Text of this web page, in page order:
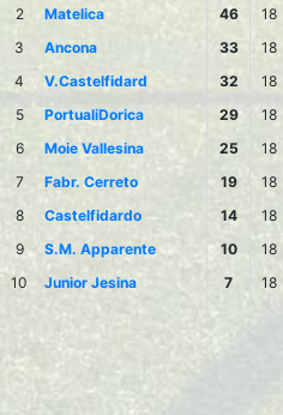
2
Matelica 46 18
3
Ancona 33 18
4
V.Castelfidard 32 18
5
PortualiDorica 29 18
6
Moie Vallesina 25 18
7
Fabr. Cerreto 19 18
8
Castelfidardo 14 18
9
S.M. Apparente 10 18
10
Junior Jesina 7 18